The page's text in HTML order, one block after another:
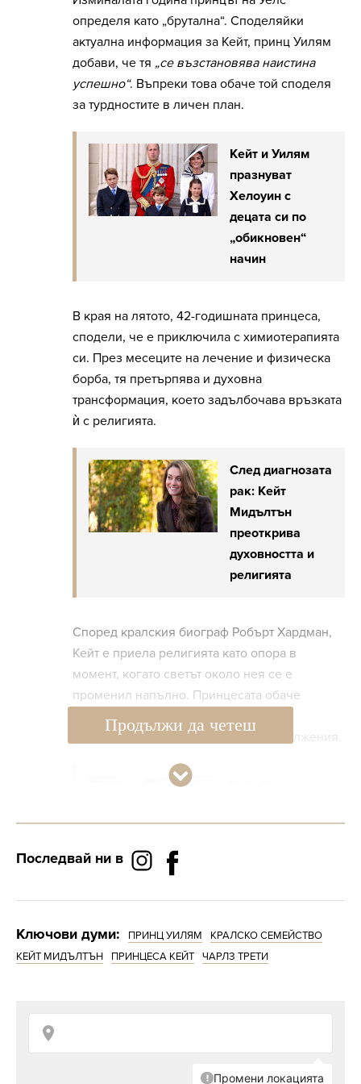
определя като „брутална“. Споделяйки
актуална информация за Кейт, принц Уилям
добави, че тя „се възстановява наистина
успешно“. Въпреки това обаче той споделя
за турдностите в личен план.
Кейт и Уилям
празнуват
Хелоуин с
децата си по
„обикновен“
начин
В края на лятото, 42-годишната принцеса,
сподели, че е приключила с химиотерапията
си. През месеците на лечение и физическа
борба, тя претърпява и духовна
трансформация, което задълбочава връзката
ѝ с религията.
След диагнозата
рак: Кейт
Мидълтън
преоткрива
духовността и
религията
Според кралския биограф Робърт Хардман,
Кейт е приела религията като опора в
момент, когато светът около нея се е
променил напълно. Принцесата обаче
постепенно се присъединява към
изпълнението на обществените задължения.
във фитнеса
В края на наградите Earthshot Prize Awards,
където Уилям хвърли светлина върху
Принцът използва повода, за да се пошегува,
„Надявам се Шарлот да не се разплаче
Продължи да четеш
Последвай ни в
Ключови думи: ПРИНЦ УИЛЯМ
КРАЛСКО СЕМЕЙСТВО
КЕЙТ МИДЪЛТЪН
ПРИНЦЕСА КЕЙТ ЧАРЛЗ ТРЕТИ